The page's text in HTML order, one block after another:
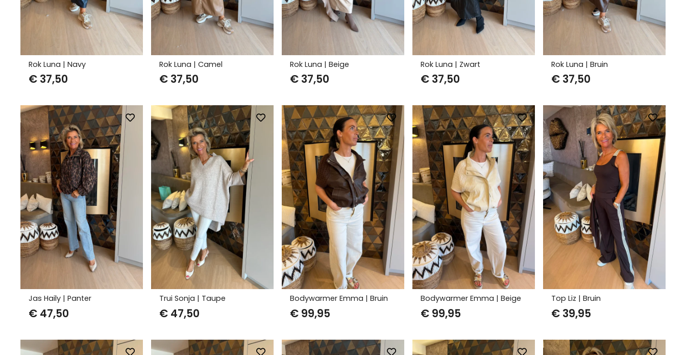
Rok Luna | Navy
€ 37,50
Rok Luna | Camel
€ 37,50
Rok Luna | Beige
€ 37,50
Rok Luna | Zwart
€ 37,50
Rok Luna | Bruin
€ 37,50
Jas Haily | Panter
€ 47,50
Trui Sonja | Taupe
€ 47,50
Bodywarmer Emma | Bruin
€ 99,95
Bodywarmer Emma | Beige
€ 99,95
Top Liz | Bruin
€ 39,95